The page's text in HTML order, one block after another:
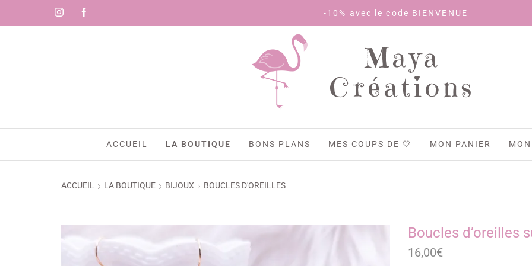
-10% avec le code BIENVENUE
Maya
Créations
ACCUEIL LA BOUTIQUE BONS PLANS MES COUPS DE 🤍 MON PANIER
ACCUEIL LA BOUTIQUE BIJOUX BOUCLES D'OREILLES
Boucles d’oreilles
16,00€